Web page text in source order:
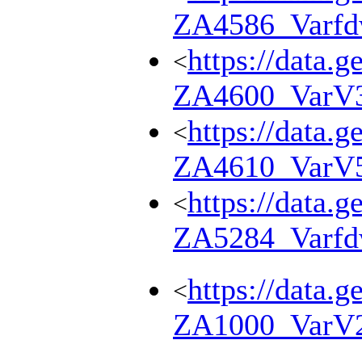
<https://
<https://
<https://
<https://